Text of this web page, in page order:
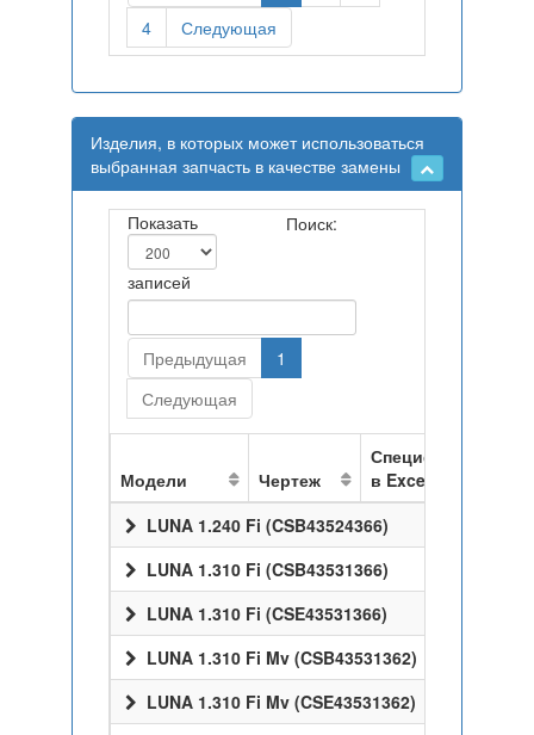
4
Следующая
Изделия, в которых может использоваться
выбранная запчасть в качестве замены
Показать
записей
Поиск:
Предыдущая
1
Следующая
Модели Чертеж
Спецификация
в Excel
LUNA 1.240 Fi (CSB43524366)
LUNA 1.310 Fi (CSB43531366)
LUNA 1.310 Fi (CSE43531366)
LUNA 1.310 Fi Mv (CSB43531362)
LUNA 1.310 Fi Mv (CSE43531362)